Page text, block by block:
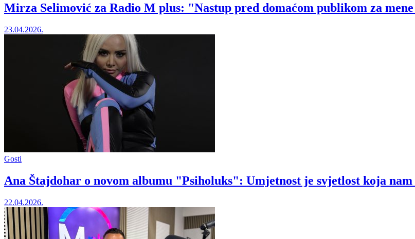
Mirza Selimović za Radio M plus: "Nastup pred domaćom publikom za
23.04.2026.
Gosti
Ana Štajdohar o novom albumu "Psiholuks": Umjetnost je svjetlost koja
22.04.2026.